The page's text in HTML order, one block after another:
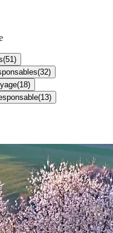
(51 )
(32)
(18)
(13)